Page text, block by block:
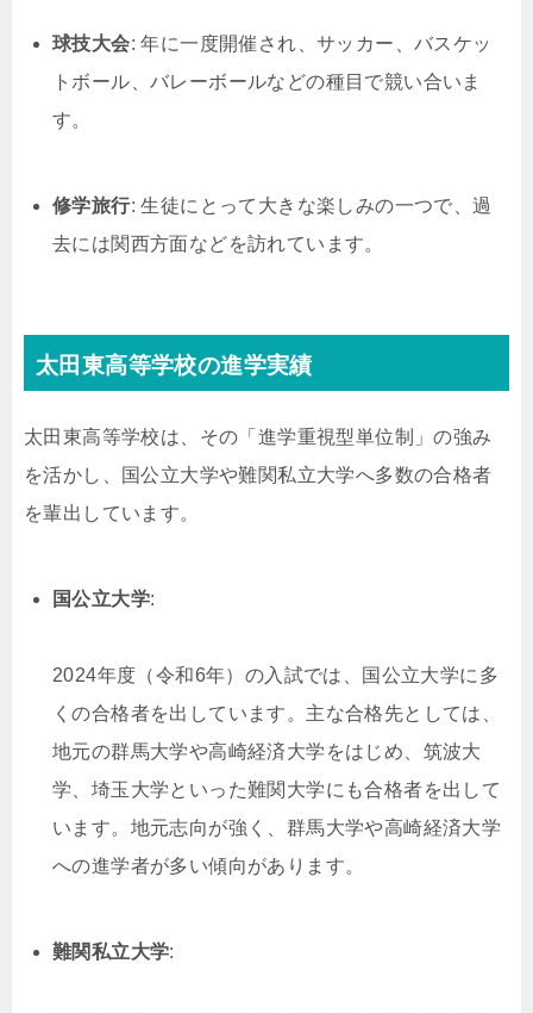
球技大会: 年に一度開催され、サッカー、バスケッ
トボール、バレーボールなどの種目で競い合いま
す。
修学旅行: 生徒にとって大きな楽しみの一つで、過
去には関西方面などを訪れています。
太田東高等学校の進学実績
太田東高等学校は、その「進学重視型単位制」の強み
を活かし、国公立大学や難関私立大学へ多数の合格者
を輩出しています。
国公立大学:
2024年度（令和6年）の入試では、国公立大学に多
くの合格者を出しています。主な合格先としては、
地元の群馬大学や高崎経済大学をはじめ、筑波大
学、埼玉大学といった難関大学にも合格者を出して
います。地元志向が強く、群馬大学や高崎経済大学
への進学者が多い傾向があります。
難関私立大学: